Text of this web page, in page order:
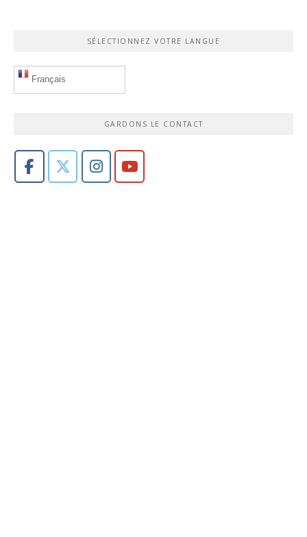
SÉLECTIONNEZ VOTRE LANGUE
Français
GARDONS LE CONTACT